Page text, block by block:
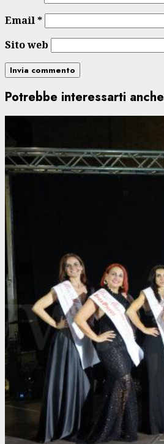
Email*
Sito web
Potrebbe interessarti anche